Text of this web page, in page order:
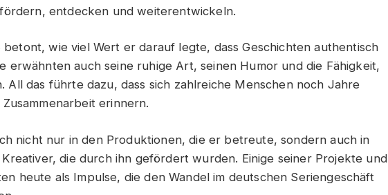
entdecken und weiterentwickeln.
wie viel Wert er darauf legte, dass Geschichten authentisch
erwähnten auch seine ruhige Art, seinen Humor und die Fähigkeit,
All das führte dazu, dass sich zahlreiche Menschen noch Jahre
erinnern.
nicht nur in den Produktionen, die er betreute, sondern auch in
die durch ihn gefördert wurden. Einige seiner Projekte und
heute als Impulse, die den Wandel im deutschen Seriengeschäft